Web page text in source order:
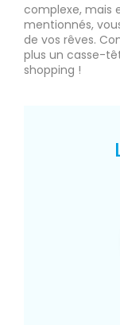
complexe, mais
mentionnés,
de vos rêves.
plus un casse-
shopping !